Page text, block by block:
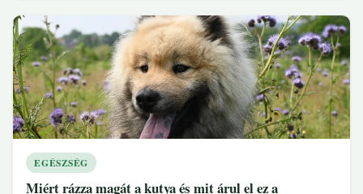
EGÉSZSÉG
Miért rázza magát a kutya és mit árul el ez a